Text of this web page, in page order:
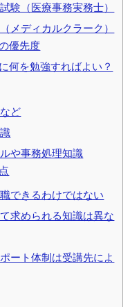
験（医療事務実務士）
メディカルクラーク）
優先度
何を勉強すればよい？
ど
や事務処理知識
できるわけではない
求められる知識は異な
ート体制は受講先によ